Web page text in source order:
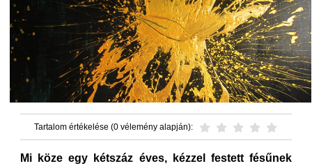
Tartalom értékelése (0 vélemény alapján):
Mi köze egy kétszáz éves, kézzel festett fésűnek